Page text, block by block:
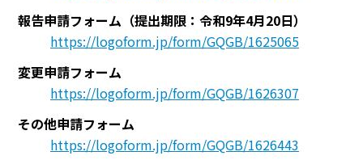
報告申請フォーム（提出期限：令和9年4月20日）
https://logoform.jp/form/GQGB/1625065
変更申請フォーム
https://logoform.jp/form/GQGB/1626307
その他申請フォーム
https://logoform.jp/form/GQGB/1626443